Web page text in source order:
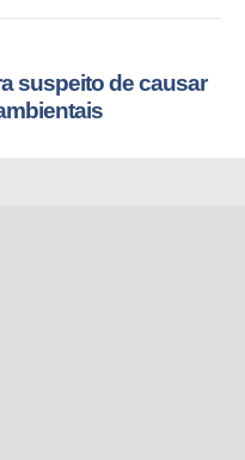
suspeito de causar